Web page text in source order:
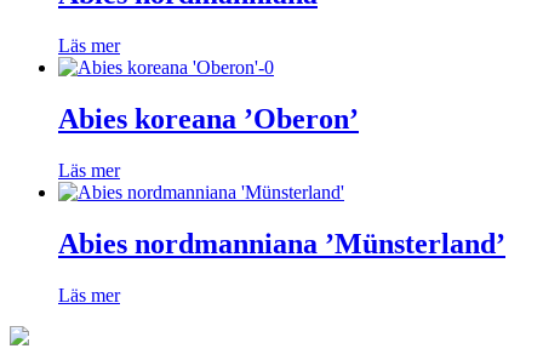
Läs mer
Abies koreana ’Oberon’
Läs mer
Abies nordmanniana ’Münsterland’
Läs mer